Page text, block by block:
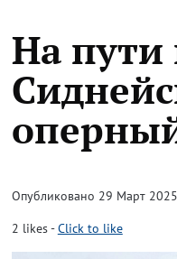
На пути
Опубликовано 29 Март
2 likes-Click to like